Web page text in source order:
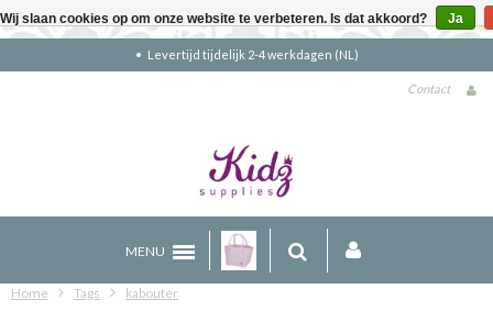
Gratis verzending boven €90 (NL)
Contact
MENU
Home Tags kabouter
Wij slaan cookies op om onze website te verbeteren. Is dat akkoord? Ja